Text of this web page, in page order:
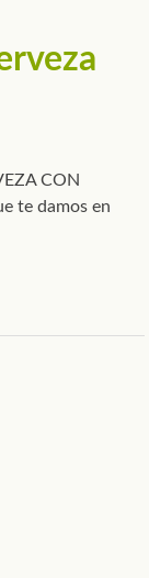
CON
te damos en